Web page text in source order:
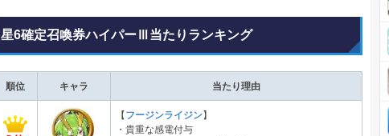
星6確定召喚券ハイパーⅢ当たりランキング
順位 キャラ 当たり理由
【 フージンライジン】
・貴重な感電付与